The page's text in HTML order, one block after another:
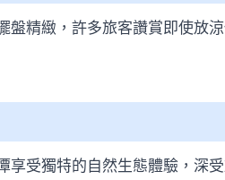
精緻，許多旅客讚賞即使放
受獨特的自然生態體驗，深受